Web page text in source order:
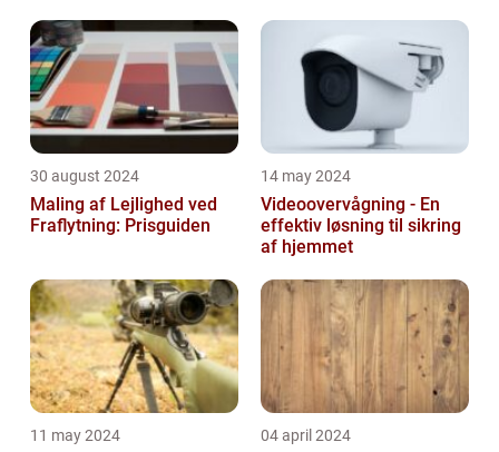
30 august 2024
Maling af Lejlighed ved
Fraflytning: Prisguiden
14 may 2024
Videoovervågning - En
effektiv løsning til sikring
af hjemmet
11 may 2024 04 april 2024